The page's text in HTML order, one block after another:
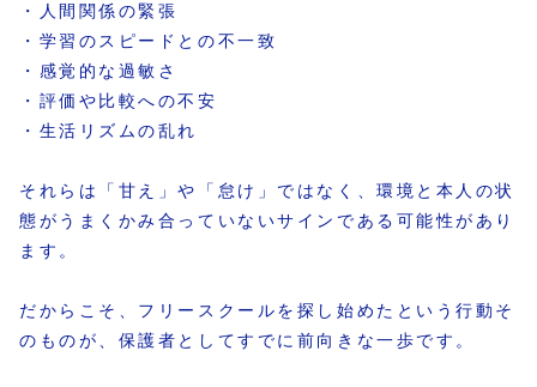
・人間関係の緊張
・学習のスピードとの不一致
・感覚的な過敏さ
・評価や比較への不安
・生活リズムの乱れ
それらは「甘え」や「怠け」ではなく、環境と本人の状
態がうまくかみ合っていないサインである可能性があり
ます。
だからこそ、フリースクールを探し始めたという行動そ
のものが、保護者としてすでに前向きな一歩です。